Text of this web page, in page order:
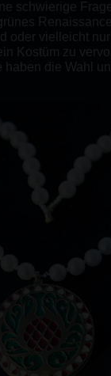
schwierige
oder vielleicht
Kostüm zu
haben die Wahl